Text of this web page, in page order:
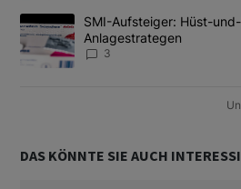
Ein Trendartikel mit dem Titel "SMI-
SMI-Aufsteiger: Hüst-
Anlagestrategen
3
DAS KÖNNTE SIE AUCH